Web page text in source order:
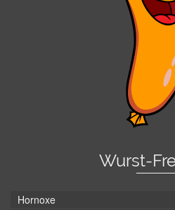
Wurst-
Hornoxe